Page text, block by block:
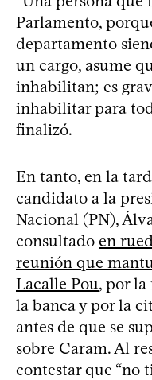
Parlamento,
departamento
un cargo, asume
inhabilitan; es
inhabilitar para
finalizó.
En tanto, en la
candidato a la
Nacional (PN),
consultado en
reunión que
Lacalle Pou, por la
la banca y por la
antes de que se
sobre Caram. Al
contestar que “no